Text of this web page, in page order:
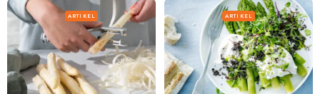
ARTIKEL ARTIKEL